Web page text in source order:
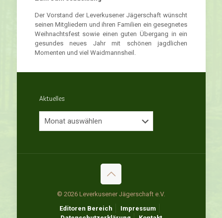
Der Vorstand der Leverkusener Jägerschaft wünscht
seinen Mitgliedern und ihren Familien ein gesegnetes
Weihnachtsfest sowie einen guten Übergang in ein
gesundes neues Jahr mit schönen jagdlichen
Momenten und viel Waidmannsheil.
Aktuelles
© 2026 Leverkusener Jägerschaft e.V.
Editoren Bereich
Impressum